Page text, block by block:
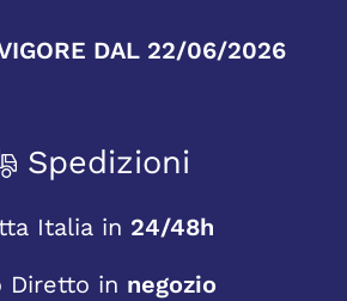
DAL 22/06/2026
Spedizioni
Italia in 24/48h
Diretto in negozio